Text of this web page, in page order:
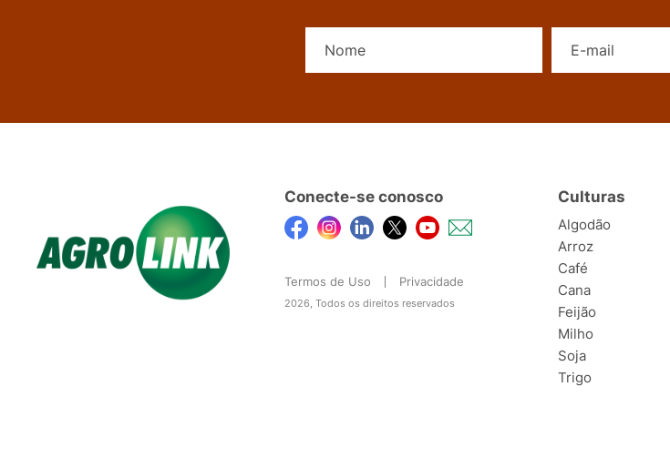
Conecte-se conosco
Termos de Uso Privacidade
2026, Todos os direitos reservados
Culturas
Algodão
Arroz
Café
Cana
Feijão
Milho
Soja
Trigo